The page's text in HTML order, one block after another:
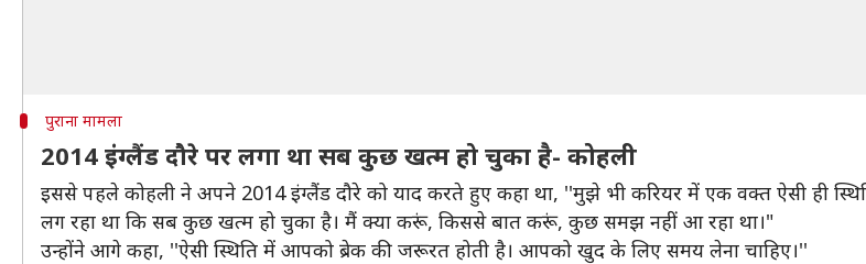
पुराना मामला
2014 इंग्लैंड दौरे पर लगा था सब कुछ खत्म हो चुका है- कोहली
इससे पहले कोहली ने अपने 2014 इंग्लैंड दौरे को याद करते हुए कहा था, ''मुझे भी करियर में एक वक्त ऐसी ही
लग रहा था कि सब कुछ खत्म हो चुका है। मैं क्या करूं, किससे बात करूं, कुछ समझ नहीं आ रहा था।"
उन्होंने आगे कहा, ''ऐसी स्थिति में आपको ब्रेक की जरूरत होती है। आपको खुद के लिए समय लेना चाहिए।''